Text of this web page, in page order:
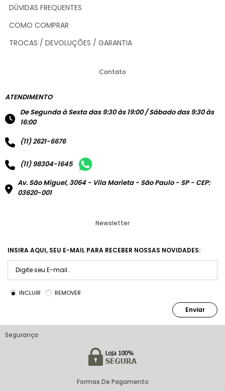
DÚVIDAS FREQUENTES
COMO COMPRAR
TROCAS / DEVOLUÇÕES / GARANTIA
Contato
ATENDIMENTO
De Segunda à Sexta das 9:30 às 19:00 / Sábado das 9:30 às
16:00
(11) 2621-6676
(11) 98304-1645
Av. São Miguel, 3064 - Vila Marieta - São Paulo - SP - CEP:
03620-001
Newsletter
INSIRA AQUI, SEU E-MAIL PARA RECEBER NOSSAS NOVIDADES:
INCLUIR REMOVER
Enviar
Segurança
Formas De Pagamento